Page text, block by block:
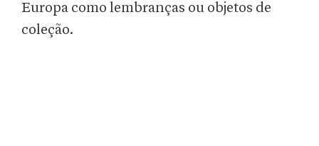
Europa como lembranças ou objetos de
coleção.